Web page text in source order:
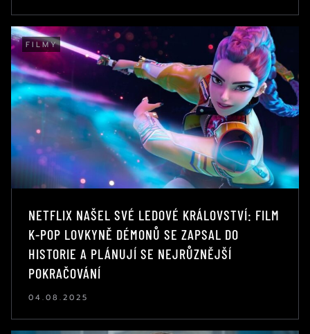
FILMY
NETFLIX NAŠEL SVÉ LEDOVÉ KRÁLOVSTVÍ: FILM
K-POP LOVKYNĚ DÉMONŮ SE ZAPSAL DO
HISTORIE A PLÁNUJÍ SE NEJRŮZNĚJŠÍ
POKRAČOVÁNÍ
04.08.2025